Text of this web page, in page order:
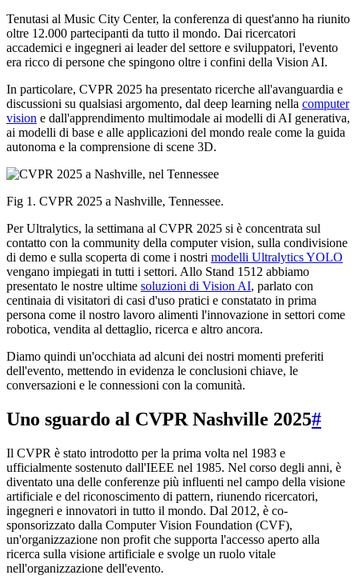
Tenutasi al Music City Center, la conferenza di quest'anno ha riunito
oltre 12.000 partecipanti da tutto il mondo. Dai ricercatori
accademici e ingegneri ai leader del settore e sviluppatori, l'evento
era ricco di persone che spingono oltre i confini della Vision AI.
In particolare, CVPR 2025 ha presentato ricerche all'avanguardia e
discussioni su qualsiasi argomento, dal deep learning nella computer
vision e dall'apprendimento multimodale ai modelli di AI generativa,
ai modelli di base e alle applicazioni del mondo reale come la guida
autonoma e la comprensione di scene 3D.
Fig 1. CVPR 2025 a Nashville, Tennessee.
Per Ultralytics, la settimana al CVPR 2025 si è concentrata sul
contatto con la community della computer vision, sulla condivisione
di demo e sulla scoperta di come i nostri modelli Ultralytics YOLO
vengano impiegati in tutti i settori. Allo Stand 1512 abbiamo
presentato le nostre ultime soluzioni di Vision AI, parlato con
centinaia di visitatori di casi d'uso pratici e constatato in prima
persona come il nostro lavoro alimenti l'innovazione in settori come
robotica, vendita al dettaglio, ricerca e altro ancora.
Diamo quindi un'occhiata ad alcuni dei nostri momenti preferiti
dell'evento, mettendo in evidenza le conclusioni chiave, le
conversazioni e le connessioni con la comunità.
Uno sguardo al CVPR Nashville 2025#
Il CVPR è stato introdotto per la prima volta nel 1983 e
ufficialmente sostenuto dall'IEEE nel 1985. Nel corso degli anni, è
diventato una delle conferenze più influenti nel campo della visione
artificiale e del riconoscimento di pattern, riunendo ricercatori,
ingegneri e innovatori in tutto il mondo. Dal 2012, è co-
sponsorizzato dalla Computer Vision Foundation (CVF),
un'organizzazione non profit che supporta l'accesso aperto alla
ricerca sulla visione artificiale e svolge un ruolo vitale
nell'organizzazione dell'evento.